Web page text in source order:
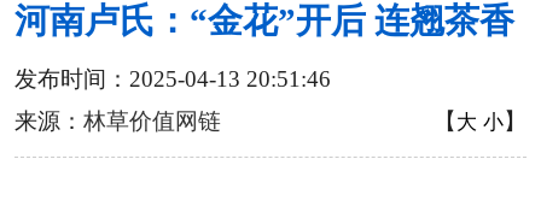
河南卢氏：“金花”开后 连翘茶香
发布时间：2025-04-13 20:51:46
来源： 林草价值网链 【 大 小】